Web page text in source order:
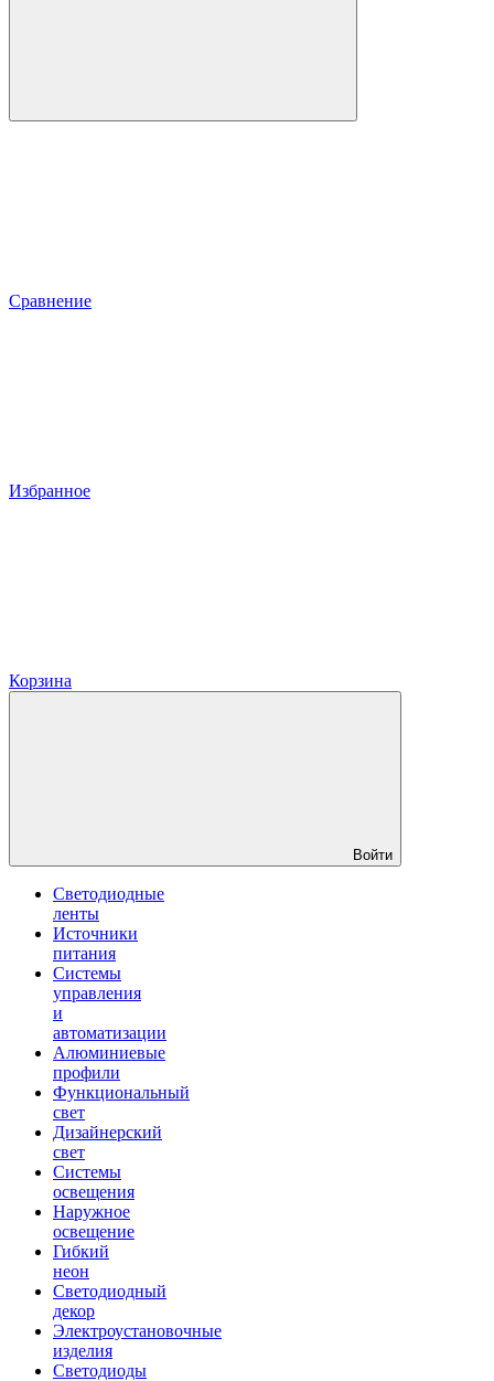
Сравнение
Избранное
Корзина
Войти
Светодиодные
ленты
Источники
питания
Системы
управления
и
автоматизации
Алюминиевые
профили
Функциональный
свет
Дизайнерский
свет
Системы
освещения
Наружное
освещение
Гибкий
неон
Светодиодный
декор
Электроустановочные
изделия
Светодиоды